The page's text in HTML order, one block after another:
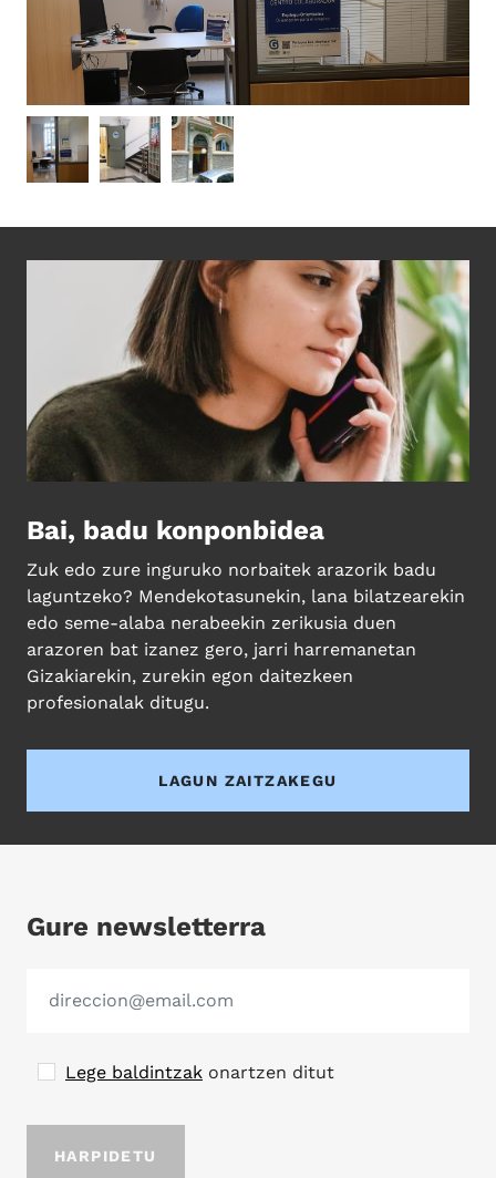
Bai, badu konponbidea
Zuk edo zure inguruko norbaitek arazorik badu
laguntzeko? Mendekotasunekin, lana bilatzearekin
edo seme-alaba nerabeekin zerikusia duen
arazoren bat izanez gero, jarri harremanetan
Gizakiarekin, zurekin egon daitezkeen
profesionalak ditugu.
LAGUN ZAITZAKEGU
Gure newsletterra
Lege baldintzak onartzen ditut